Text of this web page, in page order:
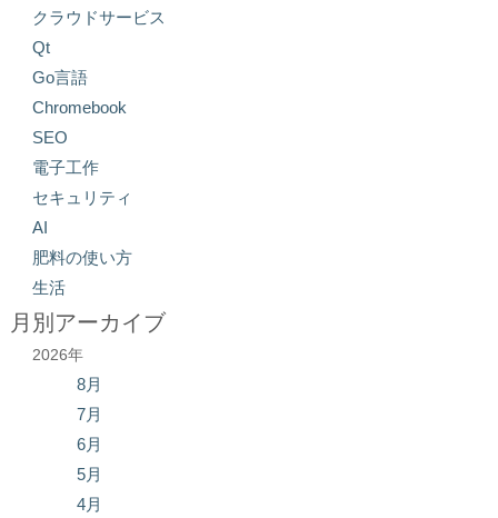
クラウドサービス
Qt
Go言語
Chromebook
SEO
電子工作
セキュリティ
AI
肥料の使い方
生活
月別アーカイブ
2026年
8月
7月
6月
5月
4月